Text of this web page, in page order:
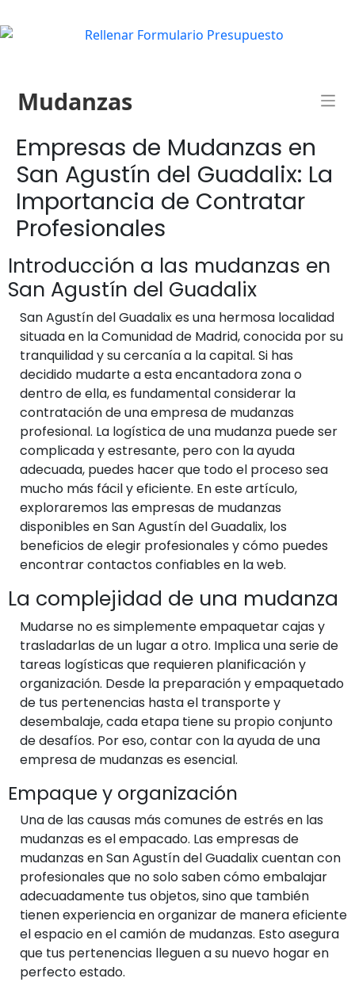
Mudanzas
Empresas de Mudanzas en
San Agustín del Guadalix: La
Importancia de Contratar
Profesionales
Introducción a las mudanzas en
San Agustín del Guadalix
San Agustín del Guadalix es una hermosa localidad
situada en la Comunidad de Madrid, conocida por su
tranquilidad y su cercanía a la capital. Si has
decidido mudarte a esta encantadora zona o
dentro de ella, es fundamental considerar la
contratación de una empresa de mudanzas
profesional. La logística de una mudanza puede ser
complicada y estresante, pero con la ayuda
adecuada, puedes hacer que todo el proceso sea
mucho más fácil y eficiente. En este artículo,
exploraremos las empresas de mudanzas
disponibles en San Agustín del Guadalix, los
beneficios de elegir profesionales y cómo puedes
encontrar contactos confiables en la web.
La complejidad de una mudanza
Mudarse no es simplemente empaquetar cajas y
trasladarlas de un lugar a otro. Implica una serie de
tareas logísticas que requieren planificación y
organización. Desde la preparación y empaquetado
de tus pertenencias hasta el transporte y
desembalaje, cada etapa tiene su propio conjunto
de desafíos. Por eso, contar con la ayuda de una
empresa de mudanzas es esencial.
Empaque y organización
Una de las causas más comunes de estrés en las
mudanzas es el empacado. Las empresas de
mudanzas en San Agustín del Guadalix cuentan con
profesionales que no solo saben cómo embalajar
adecuadamente tus objetos, sino que también
tienen experiencia en organizar de manera eficiente
el espacio en el camión de mudanzas. Esto asegura
que tus pertenencias lleguen a su nuevo hogar en
perfecto estado.